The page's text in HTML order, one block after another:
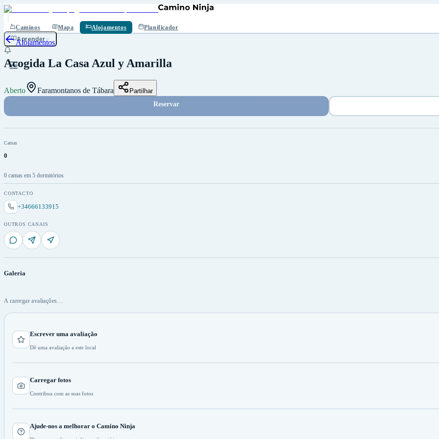
Caminos Mapa Alojamentos
Planificador
Aprender
Alojamentos
Acogida La Casa Azul y Amarilla
Aberto Faramontanos de Tábara Partilhar
Guardar
Reservar
Camas
0
0 camas em 5 dormitórios
CONTACTO
+34666133915
OUTROS CANAIS
Galeria
A carregar avaliações…
Escrever uma avaliação
Dê uma avaliação a este local
Carregar fotos
Contribua com as suas fotos
Ajude-nos a melhorar o Camino Ninja